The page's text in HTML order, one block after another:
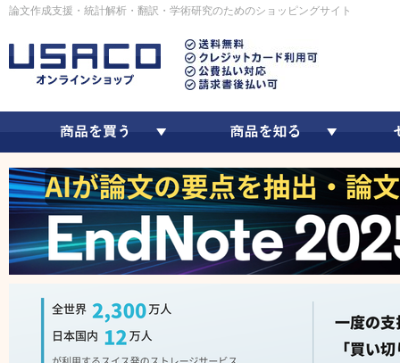
論文作成支援・統計解析・翻訳・学術研究のためのショッピングサイト